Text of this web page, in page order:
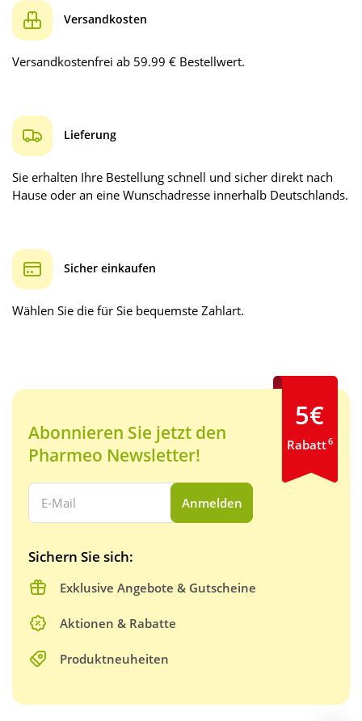
Versandkosten
Versandkostenfrei ab 59.99 € Bestellwert.
Lieferung
Sie erhalten Ihre Bestellung schnell und sicher direkt nach
Hause oder an eine Wunschadresse innerhalb Deutschlands.
Sicher einkaufen
Wählen Sie die für Sie bequemste Zahlart.
Abonnieren Sie jetzt den
Pharmeo Newsletter!
Ihre E-Mail Adresse:
Anmelden
Sichern Sie sich:
Exklusive Angebote & Gutscheine
Aktionen & Rabatte
Produktneuheiten
5€
Rabatt6